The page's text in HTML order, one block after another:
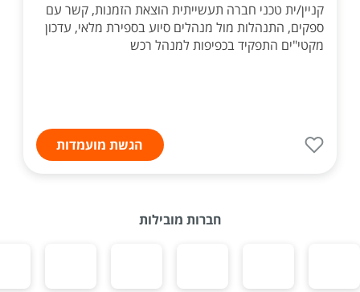
קניין/ית טכני חברה תעשייתית הוצאת הזמנות, קשר עם
ספקים, התנהלות מול מנהלים סיוע בספירת מלאי, עדכון
מקטי"ים התפקיד בכפיפות למנהל רכש
הגשת מועמדות
חברות מובילות